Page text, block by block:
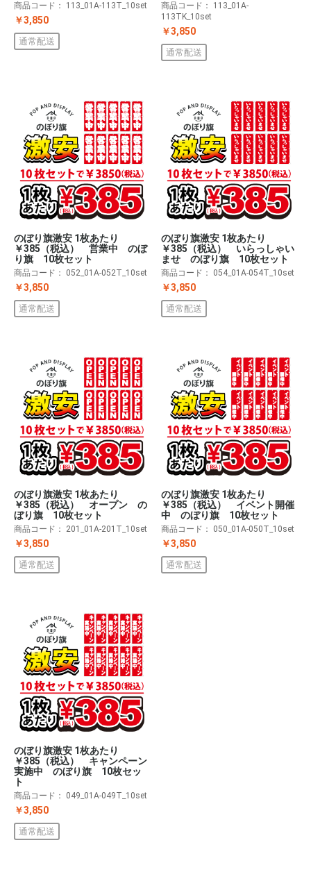
商品コード： 113_01A-113T_10set
￥3,850
通常配送
商品コード： 113_01A-
113TK_10set
￥3,850
通常配送
のぼり旗激安 1枚あたり
￥385（税込） 営業中 のぼ
り旗 10枚セット
商品コード： 052_01A-052T_10set
￥3,850
通常配送
のぼり旗激安 1枚あたり
￥385（税込） いらっしゃい
ませ のぼり旗 10枚セット
商品コード： 054_01A-054T_10set
￥3,850
通常配送
のぼり旗激安 1枚あたり
￥385（税込） オープン の
ぼり旗 10枚セット
商品コード： 201_01A-201T_10set
￥3,850
通常配送
のぼり旗激安 1枚あたり
￥385（税込） イベント開催
中 のぼり旗 10枚セット
商品コード： 050_01A-050T_10set
￥3,850
通常配送
のぼり旗激安 1枚あたり
￥385（税込） キャンペーン
実施中 のぼり旗 10枚セッ
ト
商品コード： 049_01A-049T_10set
￥3,850
通常配送